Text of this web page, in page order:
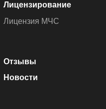
Лицензирование
Лицензия МЧС
Отзывы
Новости